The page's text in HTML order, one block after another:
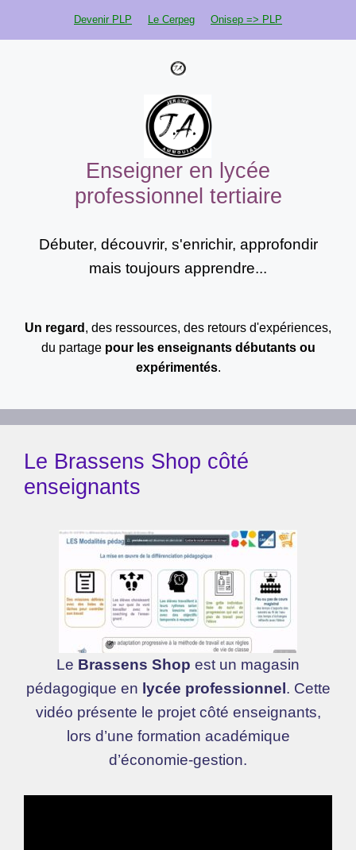
Devenir PLP Le Cerpeg Onisep => PLP
Enseigner en lycée
professionnel tertiaire
Débuter, découvrir, s'enrichir, approfondir
mais toujours apprendre...
Un regard , des ressources, des retours d'expériences,
du partage pour les enseignants débutants ou
expérimentés.
Le Brassens Shop côté
enseignants
Le Brassens Shop est un magasin
pédagogique en lycée professionnel . Cette
vidéo présente le projet côté enseignants,
lors d’une formation académique
d’économie-gestion.